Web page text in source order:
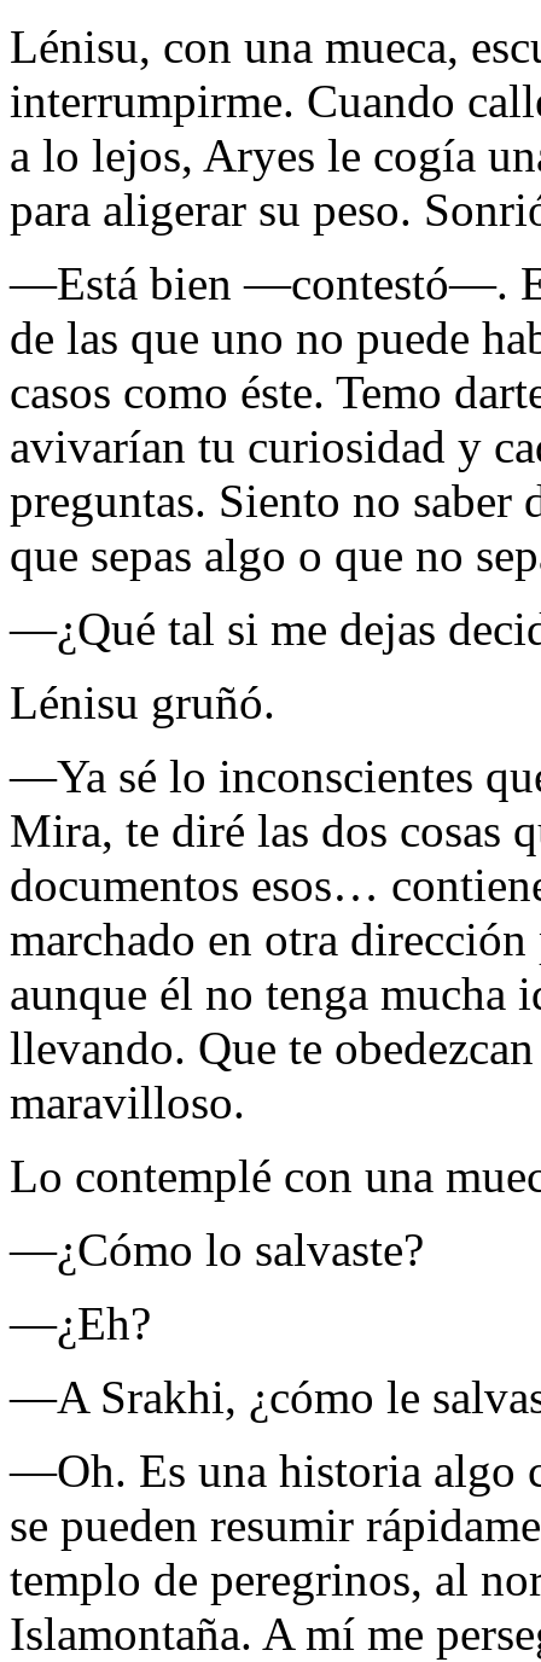
Lénisu, con una mueca,
interrumpirme. Cuando
a lo lejos, Aryes le cogía
para aligerar su peso.
—Está bien —contestó—. El
de las que uno no puede
casos como éste. Temo
avivarían tu curiosidad y
preguntas. Siento no
que sepas algo o que no
—¿Qué tal si me dejas
Lénisu gruñó.
—Ya sé lo inconscientes
Mira, te diré las dos cosas
documentos esos…
marchado en otra dirección
aunque él no tenga mucha
llevando. Que te
maravilloso.
Lo contemplé con una
—¿Cómo lo salvaste?
—¿Eh?
—A Srakhi, ¿cómo le
—Oh. Es una historia algo
se pueden resumir
templo de peregrinos, al
Islamontaña. A mí me